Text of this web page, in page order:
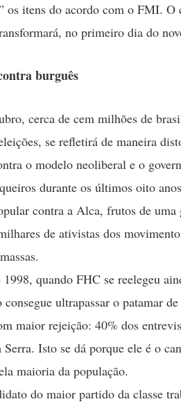
os itens do acordo com o FMI.
no primeiro dia do
burguês
cerca de cem milhões de
se refletirá de maneira
o modelo neoliberal e o
durante os últimos oito
contra a Alca, frutos de uma
de ativistas dos
quando FHC se reelegeu
consegue ultrapassar o patamar
maior rejeição: 40% dos
Isto se dá porque ele é o
maioria da população.
do maior partido da classe